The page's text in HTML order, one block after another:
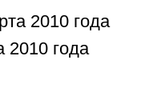
2010 года
2010 года